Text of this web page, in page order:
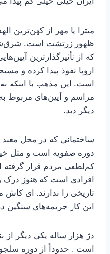
میترا یا مهر از کهن‌ترین
ظهور زرتشت است.
که از تأثیرگذارترین
اروپا نفوذ پیدا کرده و
است. این مذهب با اینکه
مراسم و آیین‌های مربوط
دیگر دید.
ساختمانی که در محل معبد
دوره صفویه است و مثل
کم‌لطفی مردم قرار گرفته
افرادی است که هنوز درک و
تاریخی را ندارند. ای کاش
این کار جریمه‌های سنگین
دژ هزار ساله یکی دیگر از
است . حدوداً از دوره